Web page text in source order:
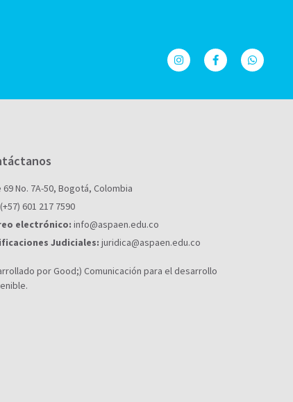
69 No. 7A-50, Bogotá, Colombia
(+57) 601 217 7590
electrónico: info@aspaen.edu.co
Judiciales: juridica@aspaen.edu.co
por Good;) Comunicación para el desarrollo